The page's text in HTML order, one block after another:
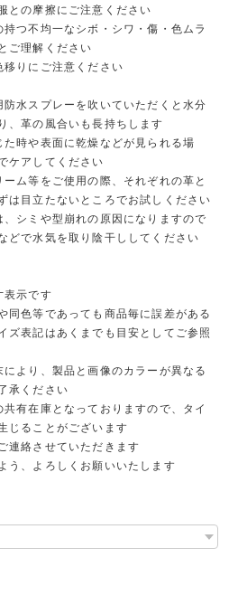
の摩擦にご注意ください
つ不均一なシボ・シワ・傷・色ムラ
ご理解ください
りにご注意ください
水スプレーを吹いていただくと水分
、革の風合いも長持ちします
時や表面に乾燥などが見られる場
ケアしてください
ム等をご使用の際、それぞれの革と
は目立たないところでお試しください
シミや型崩れの原因になりますので
どで水気を取り陰干ししてください
示です
色等であっても商品毎に誤差がある
ズ表記はあくまでも目安としてご参照
より、製品と画像のカラーが異なる
承ください
有在庫となっておりますので、タイ
じることがございます
連絡させていただきます
う、よろしくお願いいたします